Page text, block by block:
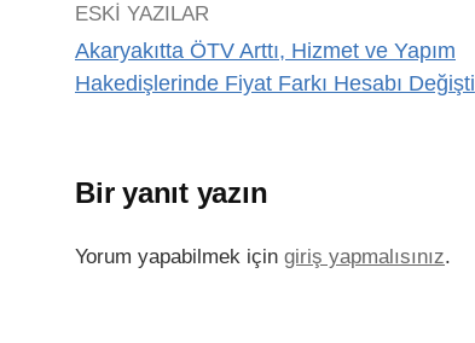
ESKI YAZILAR
Akaryakıtta ÖTV Arttı, Hizmet ve Yapım
Hakedişlerinde Fiyat Farkı Hesabı Değişti
Bir yanıt yazın
Yorum yapabilmek için giriş yapmalısınız.